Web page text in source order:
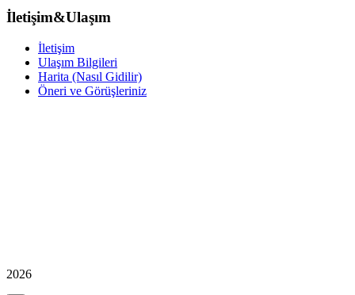
İletişim&Ulaşım
İletişim
Ulaşım Bilgileri
Harita (Nasıl Gidilir)
Öneri ve Görüşleriniz
2026